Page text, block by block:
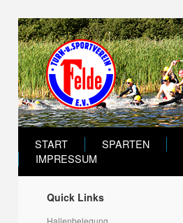
START SPARTEN
IMPRESSUM
Quick Links
Hallenbelegung